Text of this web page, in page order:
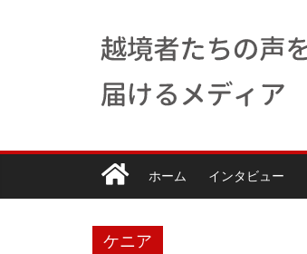
ホーム インタビュー
ケニア